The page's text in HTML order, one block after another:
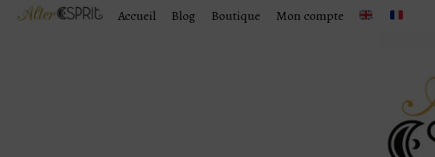
Accueil Blog Boutique Mon compte